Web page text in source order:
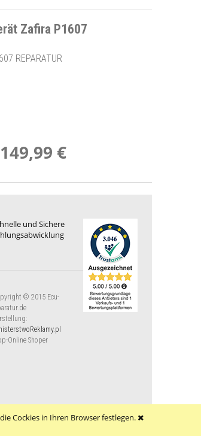
Cockies in Ihren Browser festlegen.
Zafira P1607
REPARATUR
149,99 €
und Sichere
© 2015 Ecu-
Online Shoper